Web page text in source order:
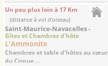
Un peu plus loin à 17 Km
(distance à vol d'oiseau)
Saint-Maurice-Navacelles -
Hérault
Gîtes et Chambres d'hôte
L'Ammonite
Chambres et table d’hôtes au cœur
du Cirque ...